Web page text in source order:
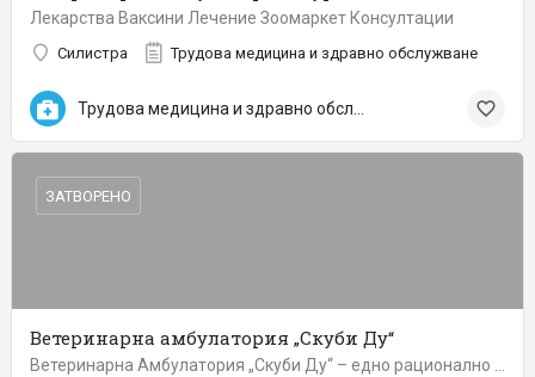
Лекарства Ваксини Лечение Зоомаркет Консултации
Силистра Трудова медицина и здравно обслужване
Ветеринарна амбулатория „Скуби Ду“
ЗАТВОРЕНО